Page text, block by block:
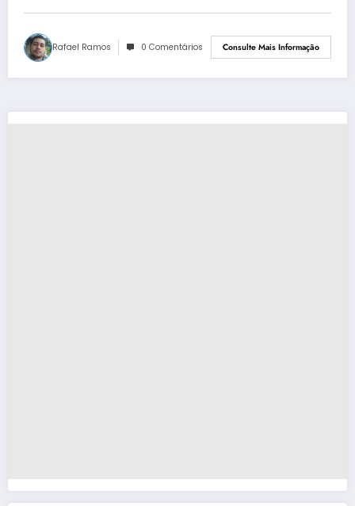
Rafael Ramos 0 Comentários Consulte Mais Informação